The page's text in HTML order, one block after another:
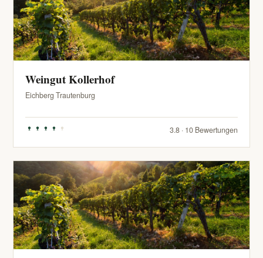
Weingut Kollerhof
Eichberg Trautenburg
3.8 · 10 Bewertungen